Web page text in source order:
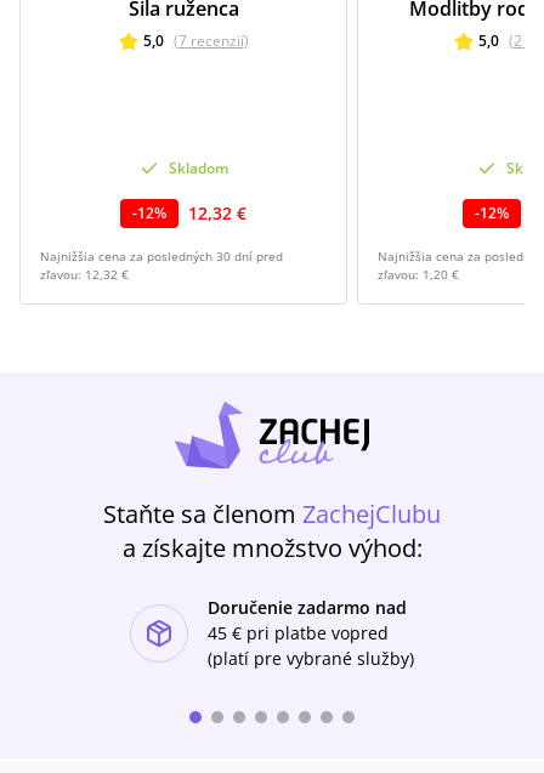
Sila ruženca
5,0 (7 recenzií)
Skladom
-12% 12,32 €
Najnižšia cena za posledných 30 dní pred
zľavou: 12,32 €
Modlitby
5,0 (2
-12%
Najnižšia cena za
zľavou: 1,20 €
Staňte sa členom ZachejClubu
a získajte množstvo výhod:
Doručenie zadarmo nad
45 € pri platbe vopred
(platí pre vybrané služby)